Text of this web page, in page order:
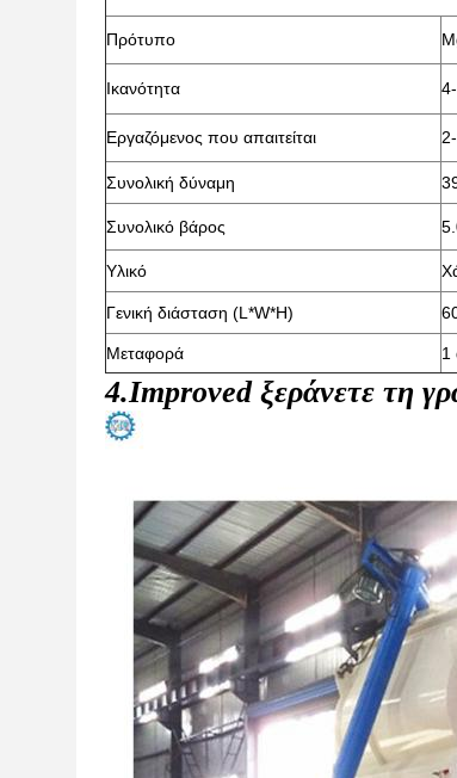
Πρότυπο
Ικανότητα
Εργαζόμενος που απαιτείται
Συνολική δύναμη
Συνολικό βάρος
Υλικό
Γενική διάσταση (L*W*H)
Μεταφορά 1
4.Improved ξεράνετε τη